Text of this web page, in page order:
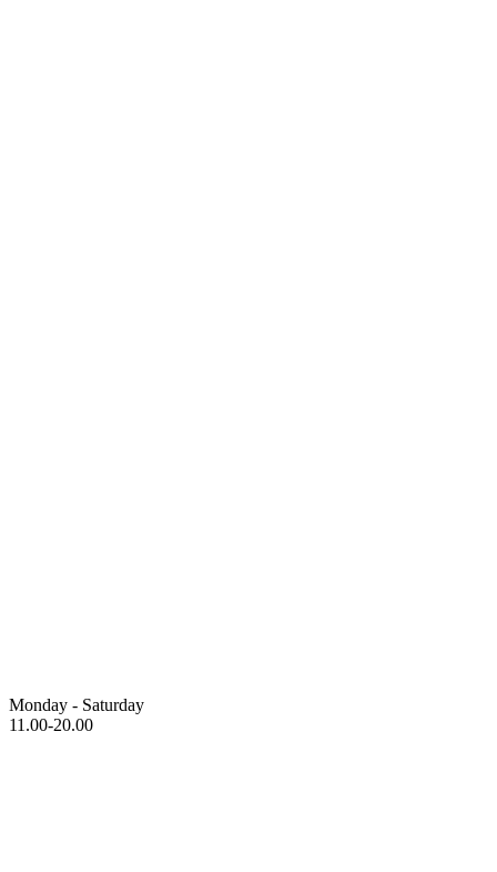
Monday - Saturday
11.00-20.00